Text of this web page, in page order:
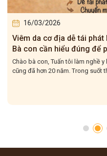
phát khi chuyển mùa –
để phòng bệnh
y học cổ truyền đến nay
suốt thời gian khám và điều...